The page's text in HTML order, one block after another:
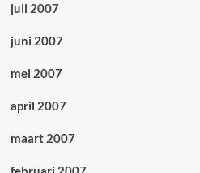
juli 2007
juni 2007
mei 2007
april 2007
maart 2007